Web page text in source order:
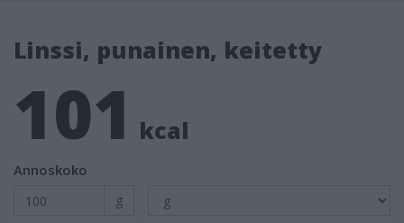
Linssi, punainen, keitetty
101 kcal
Annoskoko
g